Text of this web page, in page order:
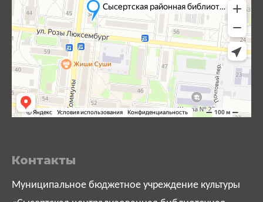
Контакты
Муниципальное бюджетное учреждение культуры